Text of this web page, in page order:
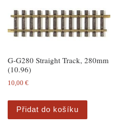
G-G280 Straight Track, 280mm
(10.96)
10,00 €
Přidat do košíku